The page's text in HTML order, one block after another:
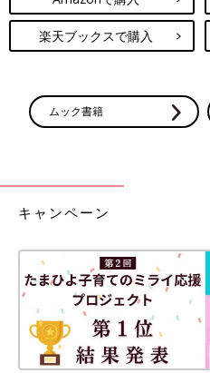
楽天ブックスで購入
ムック書籍
キャンペーン